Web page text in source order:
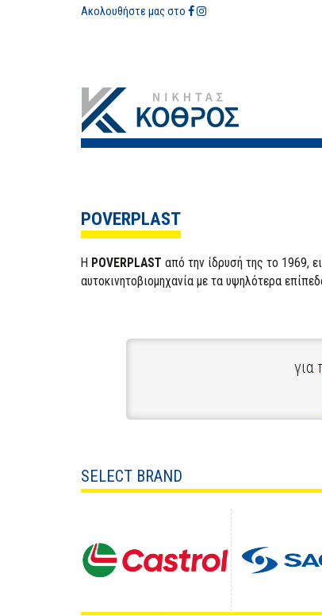
Ακολουθήστε μας στο
POVERPLAST
Η POVERPLAST από την ίδρυσή της το 1969,
αυτοκινητοβιομηχανία με τα υψηλότερα
για
SELECT BRAND